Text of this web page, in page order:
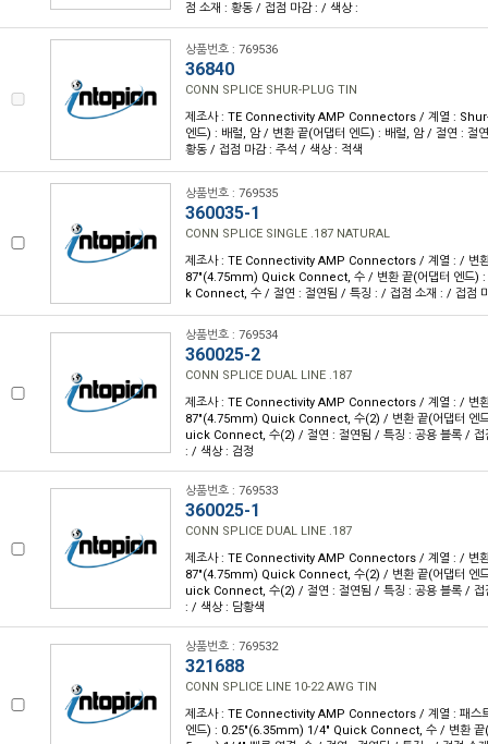
점 소재 : 황동 / 접점 마감 : / 색상 :
상품번호 : 769536
36840
CONN SPLICE SHUR-PLUG TIN
제조사 : TE Connectivity AMP Connectors / 계열 :
엔드) : 배럴, 암 / 변환 끝(어댑터 엔드) : 배럴, 암 / 절연 : 절
황동 / 접점 마감 : 주석 / 색상 : 적색
상품번호 : 769535
360035-1
CONN SPLICE SINGLE .187 NATURAL
제조사 : TE Connectivity AMP Connectors / 계열 : / 변환
87"(4.75mm) Quick Connect, 수 / 변환 끝(어댑터 엔드)
k Connect, 수 / 절연 : 절연됨 / 특징 : / 접점 소재 : / 접점
상품번호 : 769534
360025-2
CONN SPLICE DUAL LINE .187
제조사 : TE Connectivity AMP Connectors / 계열 : / 변환
87"(4.75mm) Quick Connect, 수(2) / 변환 끝(어댑터 엔
uick Connect, 수(2) / 절연 : 절연됨 / 특징 : 공용 블록 / 접
: / 색상 : 검정
상품번호 : 769533
360025-1
CONN SPLICE DUAL LINE .187
제조사 : TE Connectivity AMP Connectors / 계열 : / 변환
87"(4.75mm) Quick Connect, 수(2) / 변환 끝(어댑터 엔
uick Connect, 수(2) / 절연 : 절연됨 / 특징 : 공용 블록 / 접
: / 색상 : 담황색
상품번호 : 769532
321688
CONN SPLICE LINE 10-22 AWG TIN
제조사 : TE Connectivity AMP Connectors / 계열 : 패스
엔드) : 0.25"(6.35mm) 1/4" Quick Connect, 수 / 변환 끝(